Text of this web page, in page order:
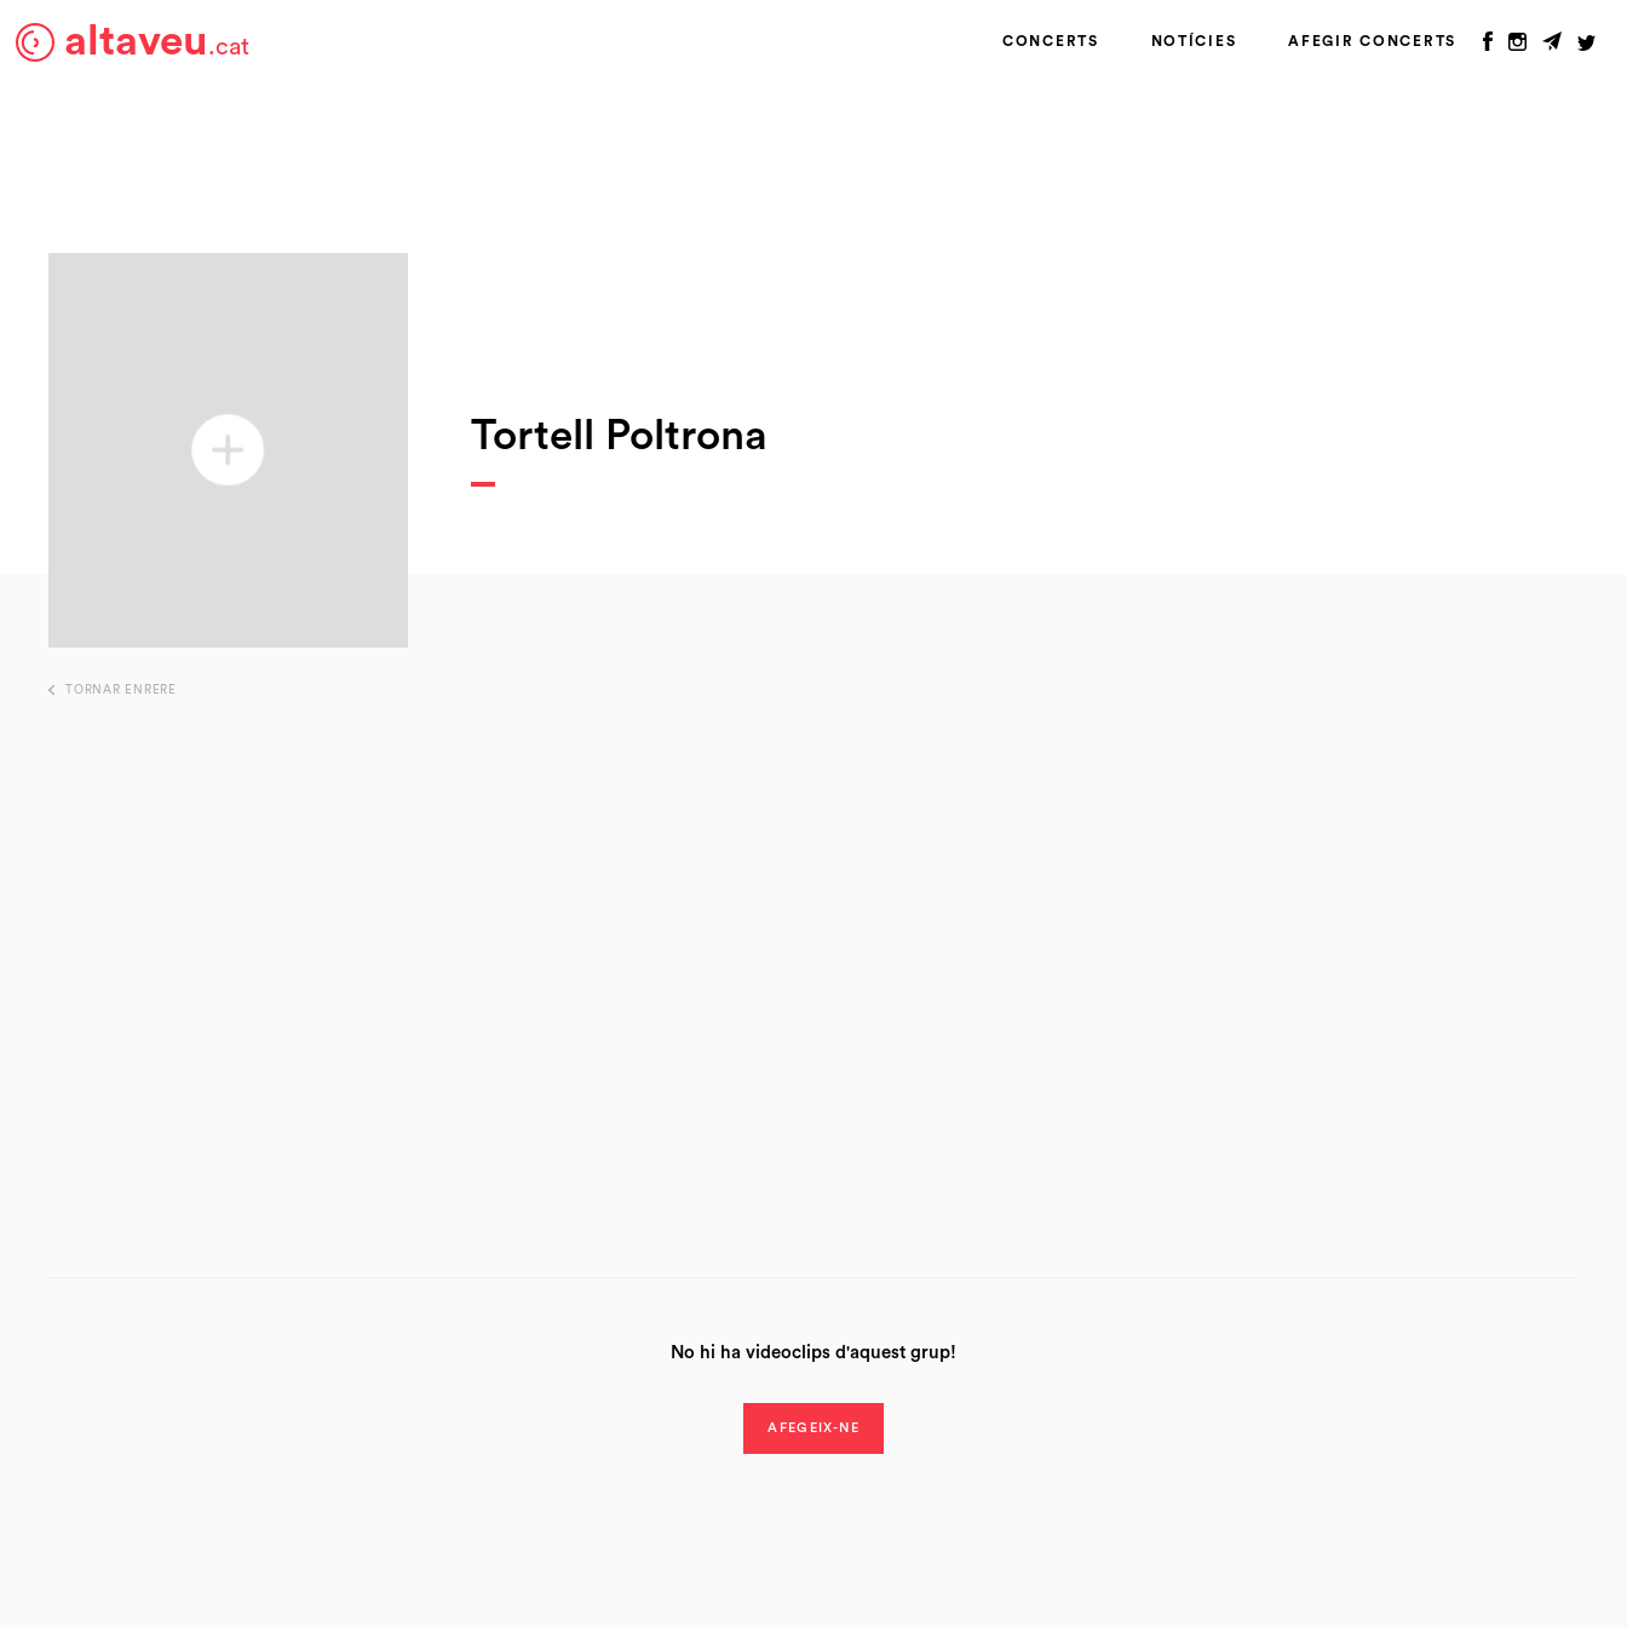
altaveu.cat CONCERTS NOTÍCIES AFEGIR CONCERTS
Tortell Poltrona
TORNAR ENRERE
No hi ha videoclips d'aquest grup!
AFEGEIX-NE